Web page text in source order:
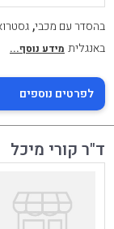
בהסדר עם מכבי,
באנגלית מידע נוסף...
לפרטים נוספים
ד"ר קורי מיכל